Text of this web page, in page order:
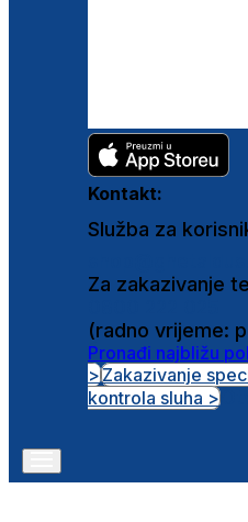
Kontakt:
Služba za
Za zakazivanje
(radno vrijeme:
Pronađi najbližu
>Zakazivanje
kontrola sluha >